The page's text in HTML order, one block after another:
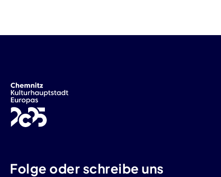
Folge oder schreibe uns